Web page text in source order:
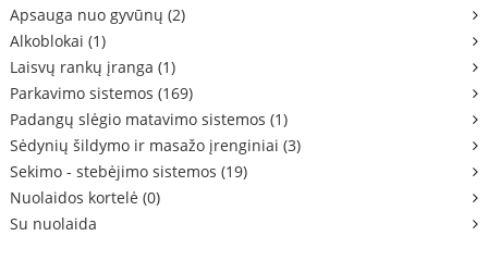
Apsauga nuo gyvūnų (2)
Alkoblokai (1)
Laisvų rankų įranga (1)
Parkavimo sistemos (169)
Padangų slėgio matavimo sistemos (1)
Sėdynių šildymo ir masažo įrenginiai (3)
Sekimo - stebėjimo sistemos (19)
Nuolaidos kortelė (0)
Su nuolaida